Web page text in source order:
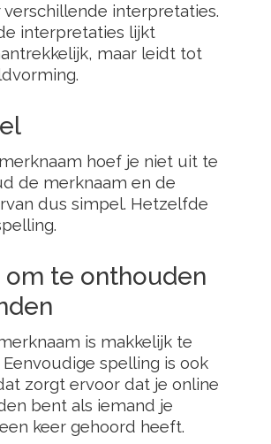
interpretaties.
interpretaties lijkt
maar leidt tot
hoef je niet uit te
de merknaam en de
dus simpel. Hetzelfde
om te onthouden
is makkelijk te
spelling is ook
zorgt ervoor dat je online
bent als iemand je
keer gehoord heeft.